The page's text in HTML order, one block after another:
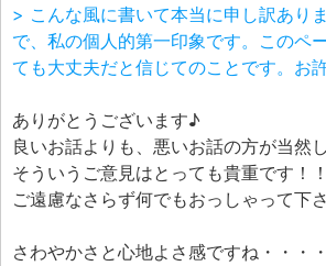
> こんな風に書いて本当に申し訳あり
で、私の個人的第一印象です。このペ
ても大丈夫だと信じてのことです。お
ありがとうございます♪
良いお話よりも、悪いお話の方が当然
そういうご意見はとっても貴重です！！
ご遠慮なさらず何でもおっしゃって下
さわやかさと心地よさ感ですね・・・・